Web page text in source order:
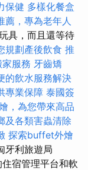
保健 多樣化餐盒
薦，專為老年人
具，而且還等待
規劃產後飲食 推
服務 牙齒矯
的飲水服務解決
專業保障 泰國簽
，為您帶來高品
及各類害蟲清除
探索buffet外燴
牙利旅遊局
住宿管理平台和軟